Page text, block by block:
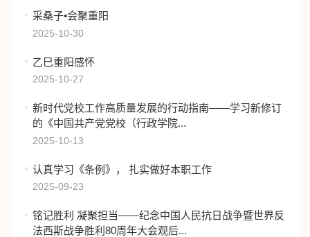
采桑子•会聚重阳
2025-10-30
乙巳重阳感怀
2025-10-27
新时代党校工作高质量发展的行动指南——学习新修订
的《中国共产党党校（行政学院...
2025-10-13
认真学习《条例》， 扎实做好本职工作
2025-09-23
铭记胜利 凝聚担当——纪念中国人民抗日战争暨世界反
法西斯战争胜利80周年大会观后...